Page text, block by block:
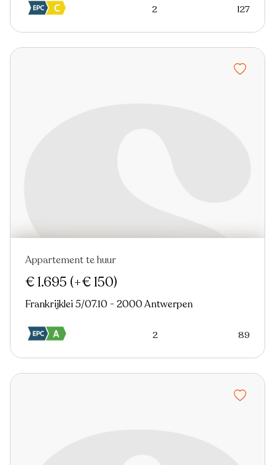
2 127
Nieuw Virtual tour
Appartement te huur
€ 1.695 (+€ 150)
Frankrijklei 5/07.10 - 2000 Antwerpen
2 89